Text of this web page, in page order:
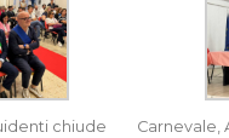
chiude
Carnevale,